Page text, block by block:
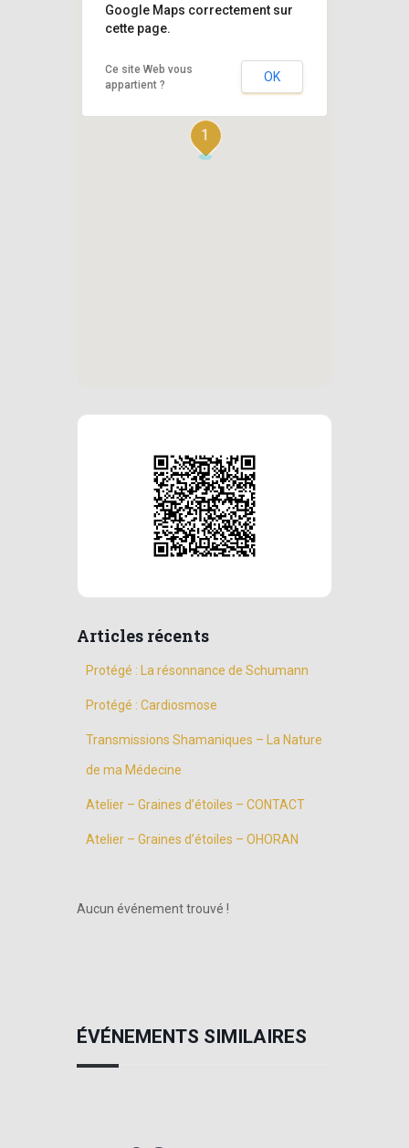
1
Google Maps correctement sur
cette page.
Ce site Web vous
appartient ?
OK
Articles récents
Protégé : La résonnance de Schumann
Protégé : Cardiosmose
Transmissions Shamaniques – La Nature
de ma Médecine
Atelier – Graines d’étoiles – CONTACT
Atelier – Graines d’étoiles – OHORAN
Aucun événement trouvé !
ÉVÉNEMENTS SIMILAIRES